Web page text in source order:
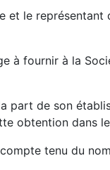
et le représentant
à fournir à la
part de son
obtention dans
tenu du